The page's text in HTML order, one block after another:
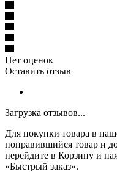
Нет оценок
Оставить отзыв
Загрузка отзывов...
Для покупки товара в
понравившийся товар и
перейдите в Корзину и
«Быстрый заказ».